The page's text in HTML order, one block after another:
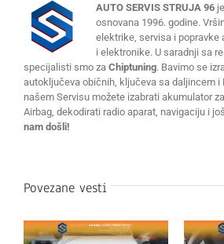
AUTO SERVIS STRUJA 96
osnovana 1996. godine.
elektrike, servisa i
i elektronike. U saradnji sa
specijalisti smo za Chiptuning. Bavimo se
autoključeva običnih, ključeva sa daljincem i
našem Servisu možete izabrati akumulator
Airbag, dekodirati radio aparat, navigaciju i
nam došli!
Povezane vesti